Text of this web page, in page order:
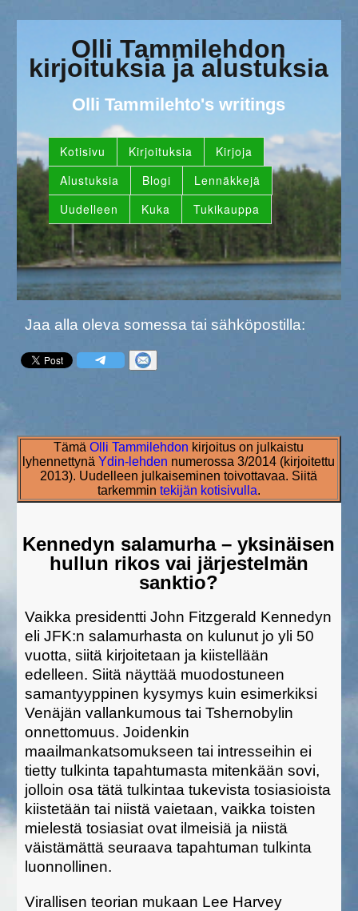
Olli Tammilehdon
kirjoituksia ja alustuksia
Olli Tammilehto's writings
Kotisivu Kirjoituksia
Kirjoja
Alustuksia
Blogi
Lennäkkejä
Uudelleen
Kuka Tukikauppa
Jaa alla oleva somessa tai sähköpostilla:
TämäOlli Tammilehdon kirjoitus on julkaistu
lyhennettynäYdin-lehden numerossa 3/2014 (kirjoitettu
2013). Uudelleen julkaiseminen toivottavaa. Siitä
tarkemmin tekijän kotisivulla.
Kennedyn salamurha – yksinäisen
hullun rikos vai järjestelmän
sanktio?
Vaikka presidentti John Fitzgerald Kennedyn
eli JFK:n salamurhasta on kulunut jo yli 50
vuotta, siitä kirjoitetaan ja kiistellään
edelleen. Siitä näyttää muodostuneen
samantyyppinen kysymys kuin esimerkiksi
Venäjän vallankumous tai Tshernobylin
onnettomuus. Joidenkin
maailmankatsomukseen tai intresseihin ei
tietty tulkinta tapahtumasta mitenkään sovi,
jolloin osa tätä tulkintaa tukevista tosiasioista
kiistetään tai niistä vaietaan, vaikka toisten
mielestä tosiasiat ovat ilmeisiä ja niistä
väistämättä seuraava tapahtuman tulkinta
luonnollinen.
Virallisen teorian mukaan Lee Harvey